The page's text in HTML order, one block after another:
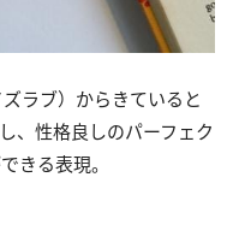
ラブ）からきていると
、性格良しのパーフェク
きる表現。